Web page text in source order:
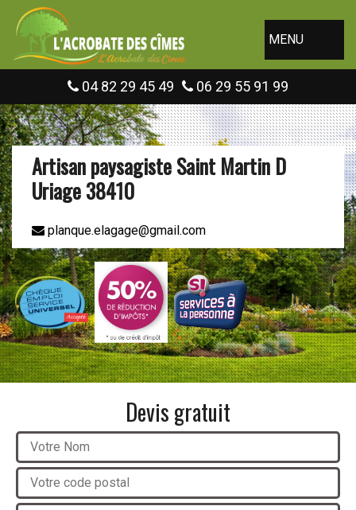
MENU
04 82 29 45 49 06 29 55 91 99
Artisan paysagiste Saint Martin D
Uriage 38410
planque.elagage@gmail.com
Devis gratuit